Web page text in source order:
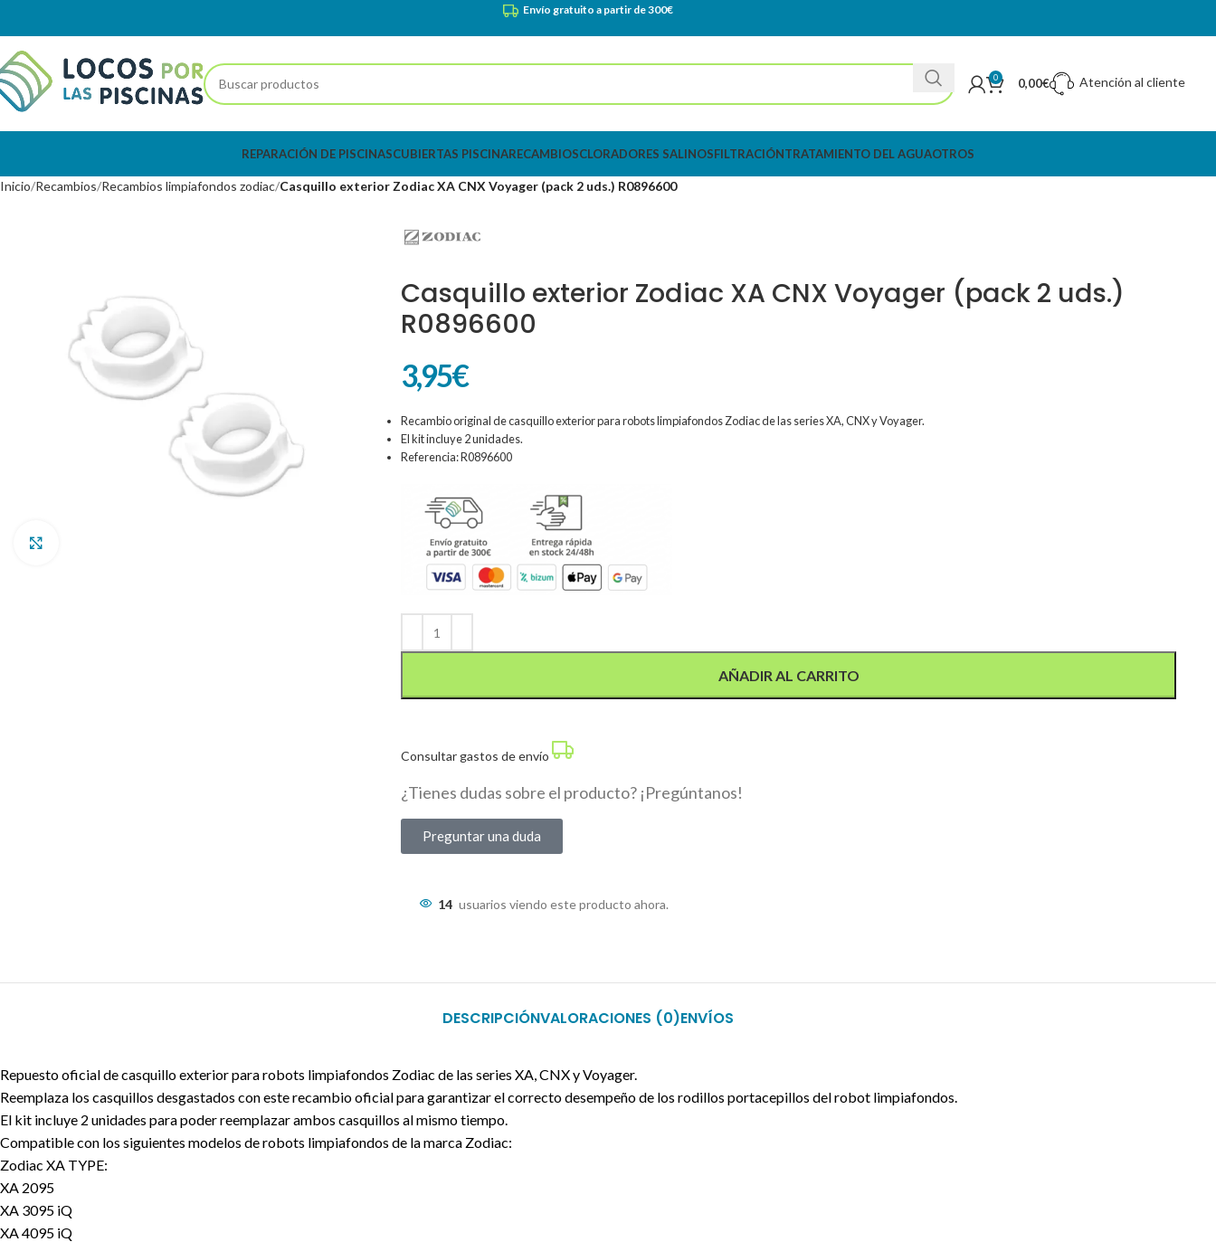
Envío gratuito a partir de 300€
0 0,00€ Atención al cliente
REPARACIÓN DE PISCINASCUBIERTAS PISCINARECAMBIOSCLORADORES SALINOSFILTRACIÓNTRATAMIENTO DEL AGUAOTROS
Inicio Recambios Recambios limpiafondos zodiac Casquillo exterior Zodiac XA CNX Voyager (pack 2 uds.) R0896600
Casquillo exterior Zodiac XA CNX Voyager (pack 2 uds.)
R0896600
3,95€
Recambio original de casquillo exterior para robots limpiafondos Zodiac de las series XA, CNX y Voyager.
El kit incluye 2 unidades.
Referencia: R0896600
AÑADIR AL CARRITO
Consultar gastos de envío
¿Tienes dudas sobre el producto? ¡Pregúntanos!
Preguntar una duda
14 usuarios viendo este producto ahora.
DESCRIPCIÓNVALORACIONES (0)ENVÍOS
Repuesto oficial de casquillo exterior para robots limpiafondos Zodiac de las series XA, CNX y Voyager.
Reemplaza los casquillos desgastados con este recambio oficial para garantizar el correcto desempeño de los rodillos portacepillos del robot limpiafondos.
El kit incluye 2 unidades para poder reemplazar ambos casquillos al mismo tiempo.
Compatible con los siguientes modelos de robots limpiafondos de la marca Zodiac:
Zodiac XA TYPE:
XA 2095
XA 3095 iQ
XA 4095 iQ